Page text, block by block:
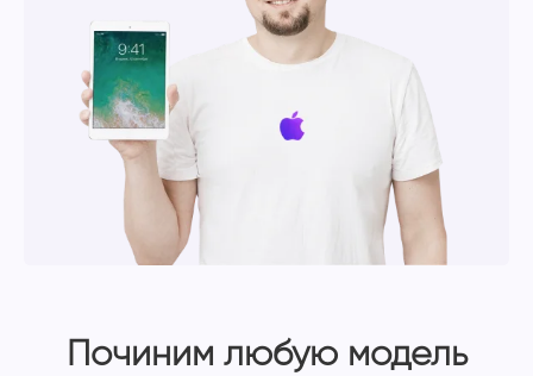
Починим любую модель